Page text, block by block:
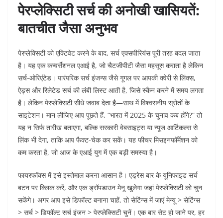
पेरप्लेक्सिटी सर्च की अनोखी खासियतें:
बातचीत जैसा अनुभव
पेरप्लेक्सिटी को एक्टिवेट करने के बाद, सर्च एक्सपीरियंस पूरी तरह बदल जाता
है। यह एक कन्वर्सेशनल एआई है, जो चैटजीपीटी जैसा महसूस कराता है लेकिन
सर्च-ओरिएंटेड। पारंपरिक सर्च इंजन्स जैसे गूगल पर आपकी क्वेरी से लिंक्स,
ऐड्स और रिलेटेड सर्च की लंबी लिस्ट आती है, जिसे स्कैन करने में समय लगता
है। लेकिन पेरप्लेक्सिटी सीधे जवाब देता है—साथ में विश्वसनीय स्रोतों के
साइटेशन। मान लीजिए आप पूछते हैं, “भारत में 2025 के चुनाव कब होंगे?” तो
यह न सिर्फ तारीख बताएगा, बल्कि सरकारी वेबसाइट्स या न्यूज आर्टिकल्स से
लिंक भी देगा, ताकि आप फैक्ट-चेक कर सकें। यह फीचर मिसइनफॉर्मेशन को
कम करता है, जो आज के एआई युग में एक बड़ी समस्या है।
फायरफॉक्स में इसे इस्तेमाल करना आसान है। एड्रेस बार के यूनिफाइड सर्च
बटन पर क्लिक करें, और एक ड्रॉपडाउन मेनू खुलेगा जहां पेरप्लेक्सिटी को चुन
सकेंगे। अगर आप इसे डिफॉल्ट बनाना चाहें, तो सेटिंग्स में जाएं मेन्यू > सेटिंग्स
> सर्च > डिफॉल्ट सर्च इंजन > पेरप्लेक्सिटी चुनें। एक बार सेट हो जाने पर, हर